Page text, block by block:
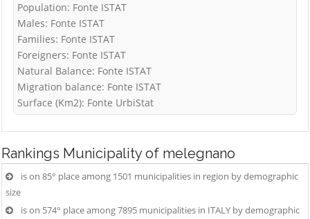
Population: Fonte ISTAT
Males: Fonte ISTAT
Families: Fonte ISTAT
Foreigners: Fonte ISTAT
Natural Balance: Fonte ISTAT
Migration balance: Fonte ISTAT
Surface (Km2): Fonte UrbiStat
Rankings Municipality of melegnano
is on 85° place among 1501 municipalities in region by demographic
size
is on 574° place among 7895 municipalities in ITALY by demographic